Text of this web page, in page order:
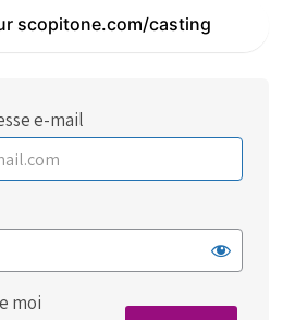
scopitone.com/casting
e-mail
moi